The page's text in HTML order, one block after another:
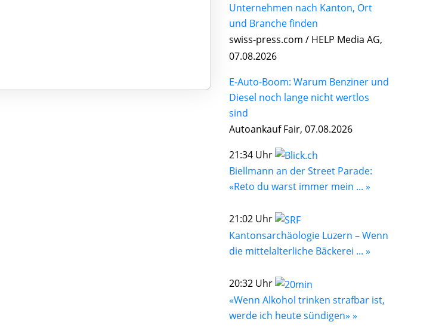
Unternehmen nach Kanton, Ort
und Branche finden
swiss-press.com / HELP Media AG,
07.08.2026
E-Auto-Boom: Warum Benziner und
Diesel noch lange nicht wertlos
sind
Autoankauf Fair, 07.08.2026
21:34 Uhr
Biellmann an der Street Parade:
«Reto du warst immer mein ... »
21:02 Uhr
Kantonsarchäologie Luzern – Wenn
die mittelalterliche Bäckerei ... »
20:32 Uhr
«Wenn Alkohol trinken strafbar ist,
werde ich heute sündigen» »